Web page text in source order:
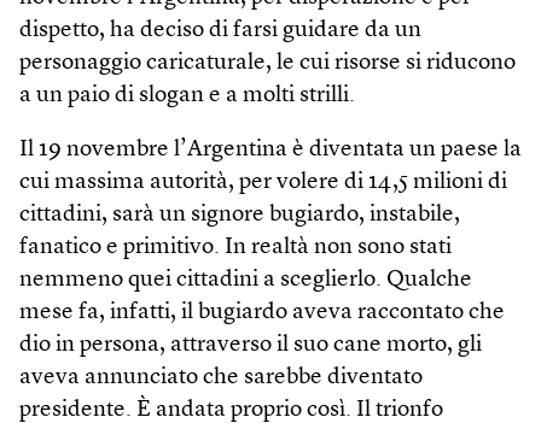
dispetto, ha deciso di farsi guidare da un
personaggio caricaturale, le cui risorse si riducono
a un paio di slogan e a molti strilli.
Il 19 novembre l’Argentina è diventata un paese la
cui massima autorità, per volere di 14,5 milioni di
cittadini, sarà un signore bugiardo, instabile,
fanatico e primitivo. In realtà non sono stati
nemmeno quei cittadini a sceglierlo. Qualche
mese fa, infatti, il bugiardo aveva raccontato che
dio in persona, attraverso il suo cane morto, gli
aveva annunciato che sarebbe diventato
presidente. È andata proprio così. Il trionfo